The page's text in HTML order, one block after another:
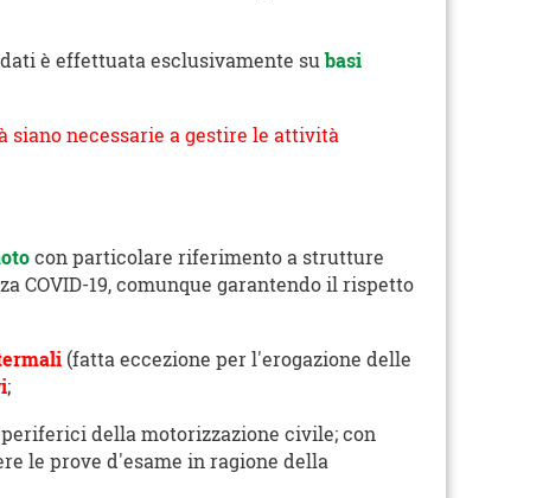
è effettuata esclusivamente subasi
siano necessarie a gestire le attività
con particolare riferimento a strutture
19, comunque garantendo il rispetto
(fatta eccezione per l'erogazione delle
;
della motorizzazione civile; con
le prove d'esame in ragione della